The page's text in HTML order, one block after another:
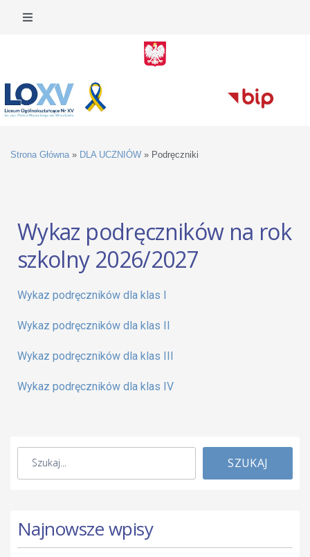
Strona Główna » DLA UCZNIÓW » Podręczniki
Wykaz podręczników na rok
szkolny 2026/2027
Wykaz podręczników dla klas I
Wykaz podręczników dla klas II
Wykaz podręczników dla klas III
Wykaz podręczników dla klas IV
SZUKAJ
Najnowsze wpisy